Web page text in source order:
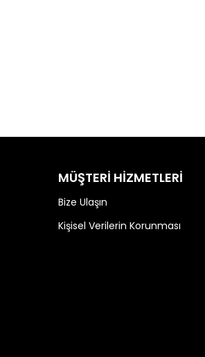
MÜŞTERİ HİZMETLERİ
Bize Ulaşın
Kişisel Verilerin Korunması